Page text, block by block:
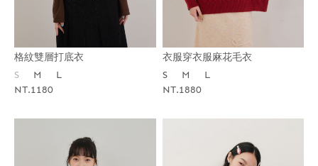
格紋雙層打底衣
S
M
L
NT.1180
衣服穿衣服麻花毛衣
S
M
L
NT.1880